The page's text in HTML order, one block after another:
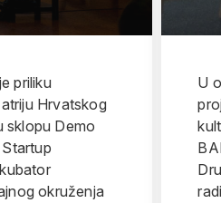
priliku
Hrvatskog
sklopu Demo
okruženja
U